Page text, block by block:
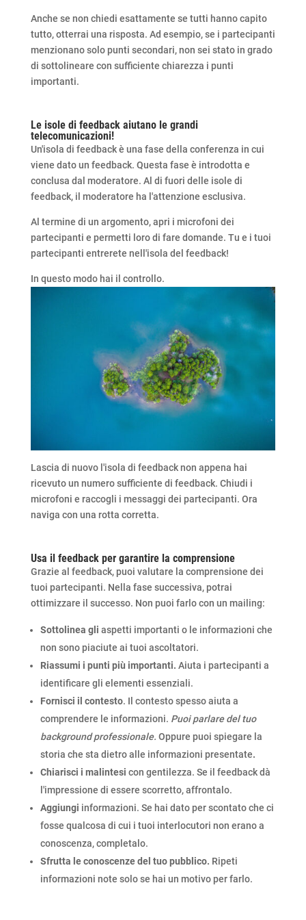
Anche se non chiedi esattamente se tutti hanno capito
tutto, otterrai una risposta. Ad esempio, se i partecipanti
menzionano solo punti secondari, non sei stato in grado
di sottolineare con sufficiente chiarezza i punti
importanti.
Le isole di feedback aiutano le grandi
telecomunicazioni!
Un'isola di feedback è una fase della conferenza in cui
viene dato un feedback. Questa fase è introdotta e
conclusa dal moderatore. Al di fuori delle isole di
feedback, il moderatore ha l'attenzione esclusiva.
Al termine di un argomento, apri i microfoni dei
partecipanti e permetti loro di fare domande. Tu e i tuoi
partecipanti entrerete nell'isola del feedback!
In questo modo hai il controllo.
Lascia di nuovo l'isola di feedback non appena hai
ricevuto un numero sufficiente di feedback. Chiudi i
microfoni e raccogli i messaggi dei partecipanti. Ora
naviga con una rotta corretta.
Usa il feedback per garantire la comprensione
Grazie al feedback, puoi valutare la comprensione dei
tuoi partecipanti. Nella fase successiva, potrai
ottimizzare il successo. Non puoi farlo con un mailing:
Sottolinea gli aspetti importanti o le informazioni che
non sono piaciute ai tuoi ascoltatori.
Riassumi i punti più importanti. Aiuta i partecipanti a
identificare gli elementi essenziali.
Fornisci il contesto. Il contesto spesso aiuta a
comprendere le informazioni. Puoi parlare del tuo
background professionale. Oppure puoi spiegare la
storia che sta dietro alle informazioni presentate.
Chiarisci i malintesi con gentilezza. Se il feedback dà
l'impressione di essere scorretto, affrontalo.
Aggiungi informazioni. Se hai dato per scontato che ci
fosse qualcosa di cui i tuoi interlocutori non erano a
conoscenza, completalo.
Sfrutta le conoscenze del tuo pubblico. Ripeti
informazioni note solo se hai un motivo per farlo.